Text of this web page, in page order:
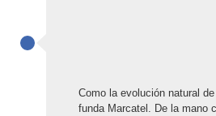
Como la evolución natural
funda Marcatel. De la mano